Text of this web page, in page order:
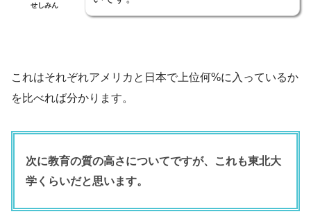
せしみん
これはそれぞれアメリカと日本で上位何%に入っているか
を比べれば分かります。
次に教育の質の高さについてですが、これも東北大
学くらいだと思います。